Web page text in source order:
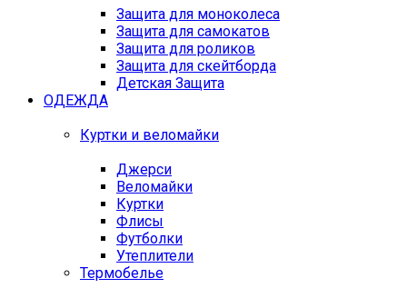
Защита для моноколеса
Защита для самокатов
Защита для роликов
Защита для скейтборда
Детская Защита
ОДЕЖДА
Куртки и веломайки
Джерси
Веломайки
Куртки
Флисы
Футболки
Утеплители
Термобелье